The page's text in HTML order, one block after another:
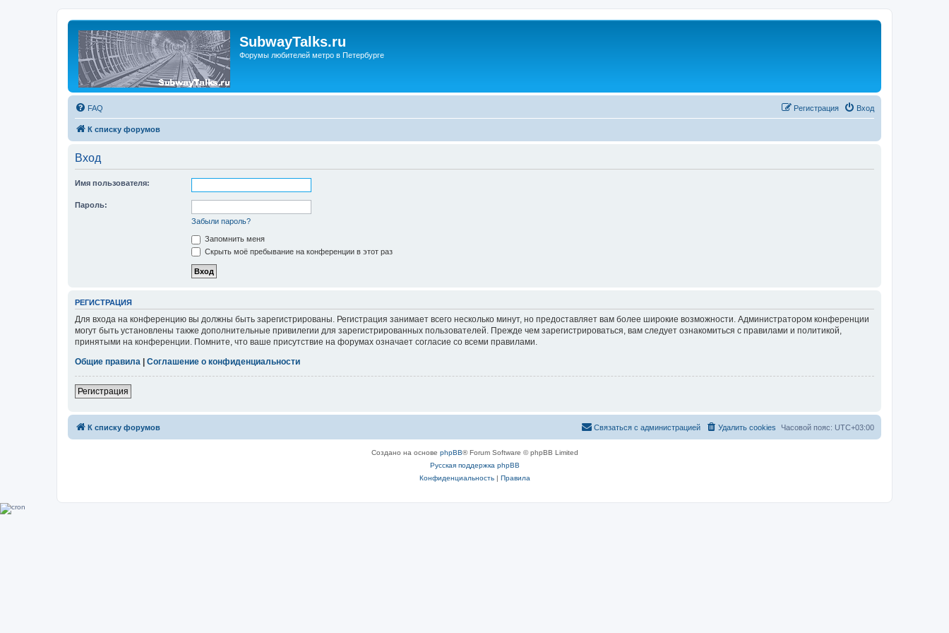
SubwayTalks.ru
Форумы любителей метро в Петербурге
FAQ Вход
Регистрация
К списку форумов
Вход
Имя пользователя:
Пароль:
Забыли пароль?
Запомнить меня
Скрыть моё пребывание на конференции в этот раз
РЕГИСТРАЦИЯ
Для входа на конференцию вы должны быть зарегистрированы. Регистрация занимает всего несколько минут, но предоставляет вам более широкие возможности. Администратором конференции
могут быть установлены также дополнительные привилегии для зарегистрированных пользователей. Прежде чем зарегистрироваться, вам следует ознакомиться с правилами и политикой,
принятыми на конференции. Помните, что ваше присутствие на форумах означает согласие со всеми правилами.
Общие правила | Соглашение о конфиденциальности
Регистрация
К списку форумов Часовой пояс: UTC+03:00
Удалить cookies
Связаться с администрацией
Создано на основе phpBB® Forum Software © phpBB Limited
Русская поддержка phpBB
Конфиденциальность| Правила